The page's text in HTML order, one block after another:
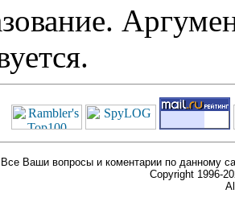
Все Ваши вопросы и коментарии по данному
Copyright 1996-